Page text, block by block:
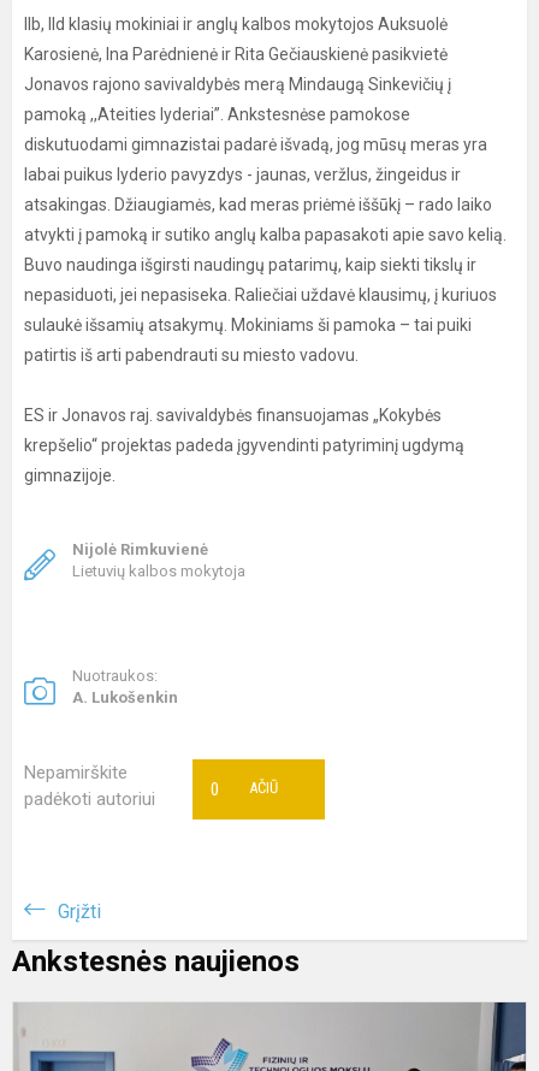
IIb, IId klasių mokiniai ir anglų kalbos mokytojos Auksuolė
Karosienė, Ina Parėdnienė ir Rita Gečiauskienė pasikvietė
Jonavos rajono savivaldybės merą Mindaugą Sinkevičių į
pamoką ,,Ateities lyderiai”. Ankstesnėse pamokose
diskutuodami gimnazistai padarė išvadą, jog mūsų meras yra
labai puikus lyderio pavyzdys - jaunas, veržlus, žingeidus ir
atsakingas. Džiaugiamės, kad meras priėmė iššūkį – rado laiko
atvykti į pamoką ir sutiko anglų kalba papasakoti apie savo kelią.
Buvo naudinga išgirsti naudingų patarimų, kaip siekti tikslų ir
nepasiduoti, jei nepasiseka. Raliečiai uždavė klausimų, į kuriuos
sulaukė išsamių atsakymų. Mokiniams ši pamoka – tai puiki
patirtis iš arti pabendrauti su miesto vadovu.
ES ir Jonavos raj. savivaldybės finansuojamas „Kokybės
krepšelio“ projektas padeda įgyvendinti patyriminį ugdymą
gimnazijoje.
Nijolė Rimkuvienė
Lietuvių kalbos mokytoja
Nuotraukos:
A. Lukošenkin
Nepamirškite
padėkoti autoriui
AČIŪ
0
Grįžti
Ankstesnės naujienos